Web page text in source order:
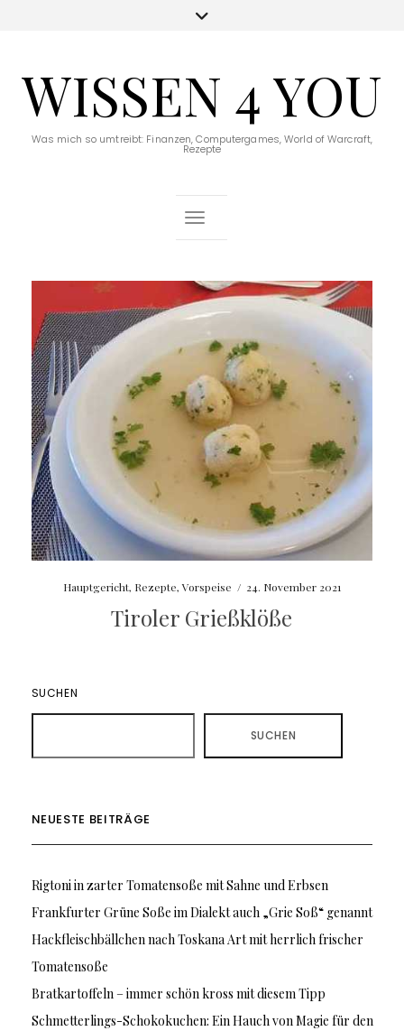
WISSEN 4 YOU
Was mich so umtreibt: Finanzen, Computergames, World of Warcraft,
Rezepte
Toggle Navigation
Hauptgericht, Rezepte,Vorspeise / 24. November 2021
Tiroler Grießklöße
SUCHEN
SUCHEN
NEUESTE BEITRÄGE
Rigtoni in zarter Tomatensoße mit Sahne und Erbsen
Frankfurter Grüne Soße im Dialekt auch „Grie Soß“ genannt
Hackfleischbällchen nach Toskana Art mit herrlich frischer
Tomatensoße
Bratkartoffeln – immer schön kross mit diesem Tipp
Schmetterlings-Schokokuchen: Ein Hauch von Magie für den